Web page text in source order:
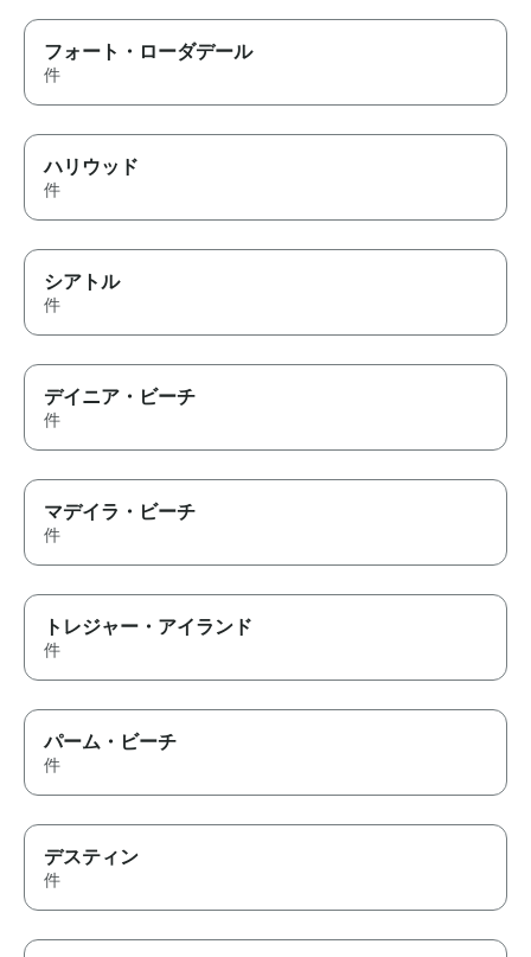
フォート・ローダデール
件
ハリウッド
件
シアトル
件
デイニア・ビーチ
件
マデイラ・ビーチ
件
トレジャー・アイランド
件
パーム・ビーチ
件
デスティン
件